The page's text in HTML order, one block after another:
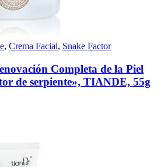
, Crema Facial, Snake Factor
Completa de la Piel
de serpiente», TIANDE, 55g